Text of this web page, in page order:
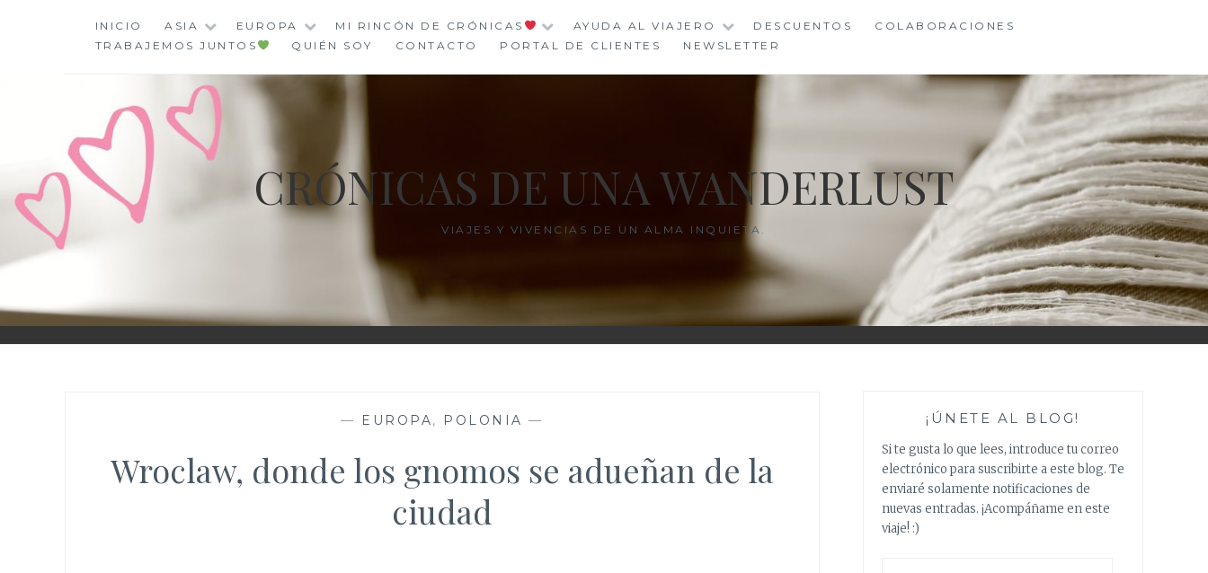
INICIO ASIA EUROPA MI RINCÓN DE CRÓNICAS AYUDA AL VIAJERO DESCUENTOS
COLABORACIONES
TRABAJEMOS JUNTOS
QUIÉN SOY CONTACTO PORTAL DE CLIENTES NEWSLETTER
CRÓNICAS DE UNA WANDERLUST
VIAJES Y VIVENCIAS DE UN ALMA INQUIETA.
— EUROPA, POLONIA —
Wroclaw, donde los gnomos se adueñan de la
ciudad
¡ÚNETE AL BLOG!
Si te gusta lo que lees, introduce tu correo
electrónico para suscribirte a este blog. Te
enviaré solamente notificaciones de
nuevas entradas. ¡Acompáñame en este
viaje! :)